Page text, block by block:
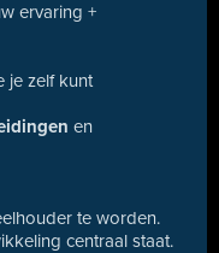
ervaring +
je zelf kunt
en
te worden.
centraal staat.